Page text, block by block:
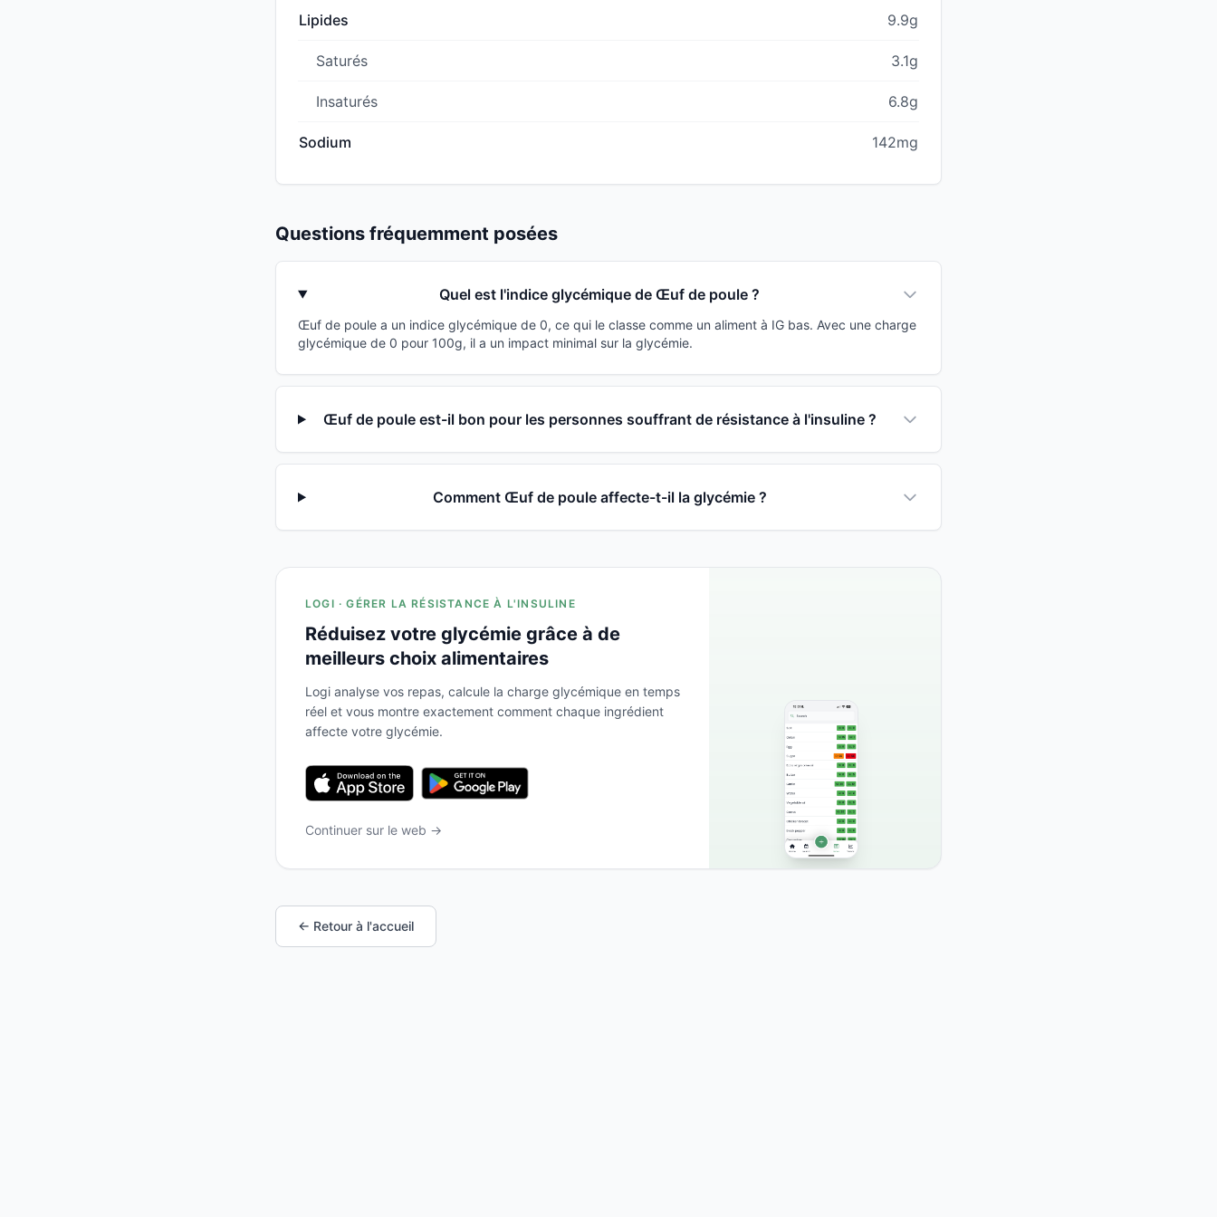
Lipides 9.9g
Saturés 3.1g
Insaturés 6.8g
Sodium 142mg
Questions fréquemment posées
Quel est l'indice glycémique de Œuf de poule ?
Œuf de poule a un indice glycémique de 0, ce qui le classe comme un aliment à IG bas. Avec une charge
glycémique de 0 pour 100g, il a un impact minimal sur la glycémie.
Œuf de poule est-il bon pour les personnes souffrant de résistance à l'insuline ?
Comment Œuf de poule affecte-t-il la glycémie ?
LOGI · GÉRER LA RÉSISTANCE À L'INSULINE
Réduisez votre glycémie grâce à de
meilleurs choix alimentaires
Logi analyse vos repas, calcule la charge glycémique en temps
réel et vous montre exactement comment chaque ingrédient
affecte votre glycémie.
Continuer sur le web →
← Retour à l'accueil